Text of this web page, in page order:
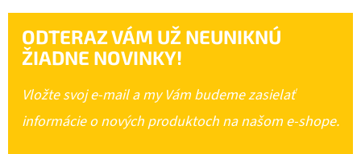
ODTERAZ VÁM UŽ NEUNIKNÚ
ŽIADNE NOVINKY!
Vložte svoj e-mail a my Vám budeme zasielať
informácie o nových produktoch na našom e-shope.